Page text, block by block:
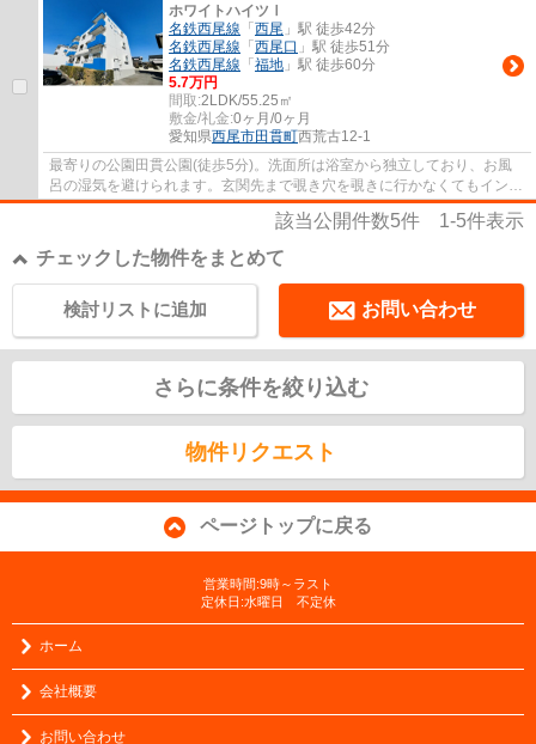
ホワイトハイツⅠ
名鉄西尾線 「 西尾 」駅 徒歩42分
名鉄西尾線 「 西尾口 」駅 徒歩51分
名鉄西尾線 「 福地 」駅 徒歩60分
5.7万円
間取:2LDK/55.25㎡
敷金/礼金:0ヶ月/0ヶ月
愛知県西尾市田貫町西荒古12-1
最寄りの公園田貫公園(徒歩5分)。洗面所は浴室から独立しており、お風
呂の湿気を避けられます。玄関先まで覗き穴を覗きに行かなくてもインタ
ーホン越しに誰が来たのかを確認できるので...
該当公開件数5件 1-5件表示
チェックした物件をまとめて
お問い合わせ
検討リストに追加
さらに条件を絞り込む
物件リクエスト
ページトップに戻る
営業時間:9時～ラスト
定休日:水曜日 不定休
ホーム
会社概要
お問い合わせ